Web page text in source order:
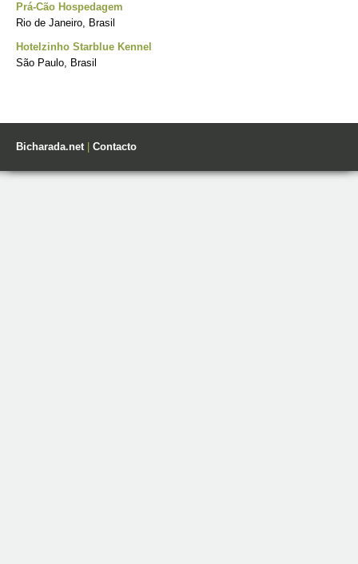
Prá-Cão Hospedagem
Rio de Janeiro, Brasil
Hotelzinho Starblue Kennel
São Paulo, Brasil
Bicharada.net| Contacto